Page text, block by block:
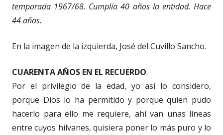
temporada 1967/68. Cumplía 40 años la entidad. Hace
44 años.
En la imagen de la izquierda, José del Cuvillo Sancho.
CUARENTA AÑOS EN EL RECUERDO.
Por el privilegio de la edad, yo así lo considero,
porque Dios lo ha permitido y porque quien pudo
hacerlo para ello me requiere, ahí van unas líneas
entre cuyos hilvanes, quisiera poner lo más puro y lo